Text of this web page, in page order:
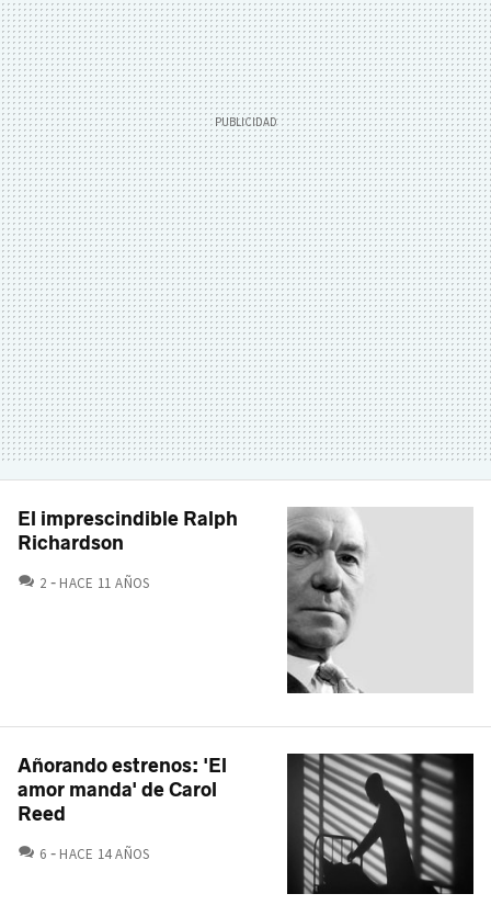
El imprescindible Ralph
Richardson
2 COMENTARIOS
HACE 11 AÑOS
Añorando estrenos: 'El
amor manda' de Carol
Reed
6 COMENTARIOS
HACE 14 AÑOS